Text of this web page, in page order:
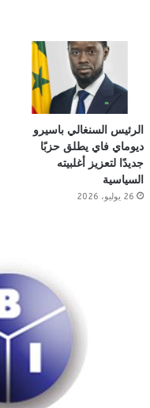
الرئيس السنغالي باسيرو
ديوماي فاي يطلق حزبًا
جديدًا لتعزيز أغلبيته
السياسية
26 يوليو، 2026